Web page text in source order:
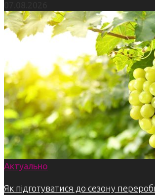
Актуально
Як підготуватися до сезону